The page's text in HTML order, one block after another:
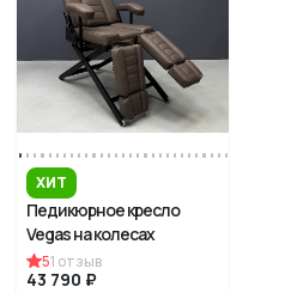
ХИТ
Педикюрное кресло
Vegas на колесах
51 отзыв
43 790 ₽